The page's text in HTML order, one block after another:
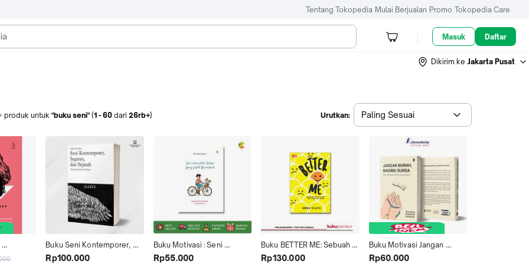
Tentang Tokopedia Mulai Berjualan Promo Tokopedia Care
Masuk Daftar
Dikirim ke Jakarta Pusat
produk untuk "buku seni" (1 -60 dari 26rb+) Urutkan: Paling Sesuai
Buku Seni Kontemporer,
Ingatan, dan Sejarah - Alia
Rp100.000
Buku Motivasi : Seni
Menjalani Hidup Yang Lebih
Rp55.000
Buku BETTER ME: Sebuah
Seni untuk Menjadi Versi
Rp130.000
Buku Motivasi Jangan
Marah Bagimu Surga - Seni
Rp60.000